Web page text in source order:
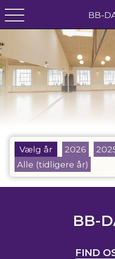
BB-
Vælg år 2026
Alle (tidligere år)
BB-
FIND